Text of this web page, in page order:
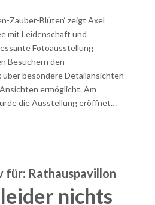
Zauber-Blüten‘ zeigt Axel
mit Leidenschaft und
Fotoausstellung
Besuchern den
besondere Detailansichten
ermöglicht. Am
die Ausstellung eröffnet…
für: Rathauspavillon
nichts